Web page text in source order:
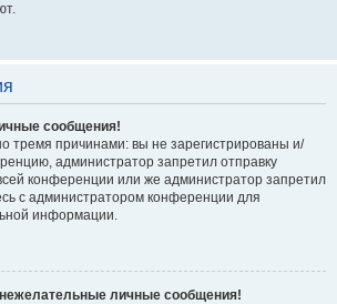
сообщения!
тремя причинами: вы не зарегистрированы и/
администратор запретил отправку
конференции или же администратор запретил
с администратором конференции для
информации.
личные сообщения!